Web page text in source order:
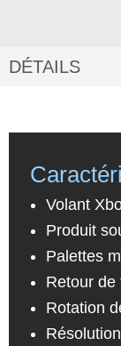
DÉTAILS
Volant
Produit
Palettes
Retour de
Rotation